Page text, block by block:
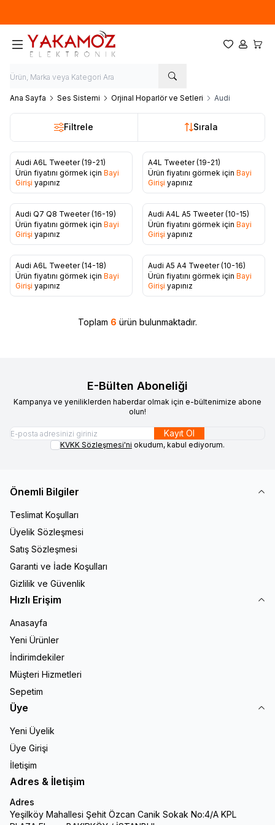
Favorilerim
Hesabım
Ana Sayfa Ses Sistemi Orjinal Hoparlör ve Setleri Audi
Filtrele Sırala
Favorilere Ekle
Audi A6L Tweeter (19-21)
Ürün fiyatını görmek için Bayi
Girişi yapınız
Favorilere Ekle
A4L Tweeter (19-21)
Ürün fiyatını görmek için Bayi
Girişi yapınız
Favorilere Ekle
Audi Q7 Q8 Tweeter (16-19)
Ürün fiyatını görmek için Bayi
Girişi yapınız
Favorilere Ekle
Audi A4L A5 Tweeter (10-15)
Ürün fiyatını görmek için Bayi
Girişi yapınız
Favorilere Ekle
Audi A6L Tweeter (14-18)
Ürün fiyatını görmek için Bayi
Girişi yapınız
Favorilere Ekle
Audi A5 A4 Tweeter (10-16)
Ürün fiyatını görmek için Bayi
Girişi yapınız
Toplam 6 ürün bulunmaktadır.
E-Bülten Aboneliği
Kampanya ve yeniliklerden haberdar olmak için e-bültenimize abone
olun!
Kayıt Ol
KVKK Sözleşmesi'ni okudum, kabul ediyorum.
Önemli Bilgiler
Teslimat Koşulları
Üyelik Sözleşmesi
Satış Sözleşmesi
Garanti ve İade Koşulları
Gizlilik ve Güvenlik
Hızlı Erişim
Anasayfa
Yeni Ürünler
İndirimdekiler
Müşteri Hizmetleri
Sepetim
Üye
Yeni Üyelik
Üye Girişi
İletişim
Adres & İletişim
Adres
Yeşilköy Mahallesi Şehit Özcan Canik Sokak No:4/A KPL